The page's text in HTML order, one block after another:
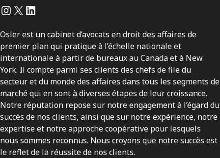
Instagram
Twitter
LinkedIn
Osler est un cabinet d’avocats en droit des affaires de
premier plan qui pratique à l’échelle nationale et
internationale à partir de bureaux au Canada et à New
York. Il compte parmi ses clients des chefs de file du
secteur et du monde des affaires dans tous les segments de
marché qui en sont à diverses étapes de leur croissance.
Notre réputation repose sur notre engagement à l’égard du
succès de nos clients, ainsi que sur notre expérience, notre
expertise et notre approche coopérative pour lesquels
nous sommes reconnus. Nous croyons que notre succès est
le reflet de la réussite de nos clients.